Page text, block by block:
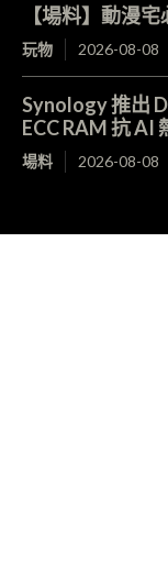
【場料】動漫
玩物 2026-08-08
Synology 推出
ECC RAM 抗 AI
場料 2026-08-08